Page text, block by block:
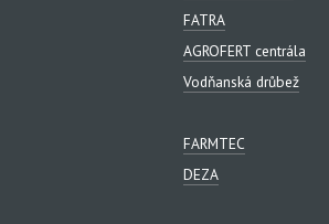
FATRA
AGROFERT centrála
Vodňanská drůbež
FARMTEC
DEZA